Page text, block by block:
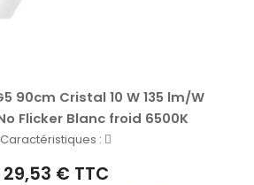
90cm Cristal 10 W 135 lm/W
No Flicker Blanc froid 6500K
Caractéristiques :
29,53 € TTC